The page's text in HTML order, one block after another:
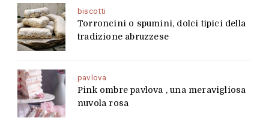
biscotti
Torroncini o spumini, dolci tipici della
tradizione abruzzese
pavlova
Pink ombre pavlova , una meravigliosa
nuvola rosa